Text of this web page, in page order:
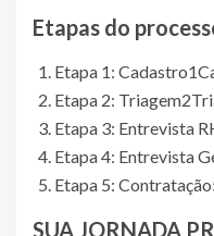
Etapas do
Etapa 1: Cadastro1
Etapa 2: Triagem2
Etapa 3: Entrevista
Etapa 4: Entrevista
Etapa 5: Contratação
SUA JORNADA